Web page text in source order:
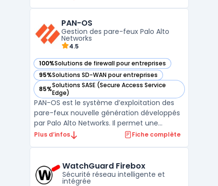
activement contre diverses menaces en
ligne ...
PAN-OS
Gestion des pare-feux Palo Alto
Networks
4.5
100%Solutions de firewall pour entreprises
— voir PAN-OS dans cette catégorie
95%Solutions SD-WAN pour entreprises
— voir PAN-OS dans cette catégorie
85%Solutions SASE (Secure Access Service
Edge)
— voir PAN-OS dans cette catégorie
PAN-OS est le système d’exploitation des
pare-feux nouvelle génération développés
par Palo Alto Networks. Il permet une
gestion avancée de la sécurité réseau en
assurent un contrôle précis des
applications, des u ...
Plus d’infos Fiche complète
WatchGuard Firebox
Sécurité réseau intelligente et
intégrée